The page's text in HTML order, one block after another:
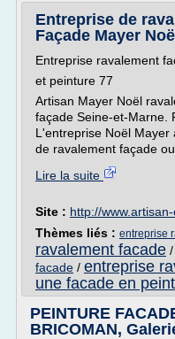
Entreprise de
Façade Mayer Noël
Entreprise ravalement
et peinture 77
Artisan Mayer Noël
façade Seine-et-Marne.
L'entreprise Noël
de ravalement façade ou
Lire la suite
Site : http://
Thèmes liés : entreprise
ravalement facade /
facade / entreprise
une facade en
PEINTURE
BRICOMAN,